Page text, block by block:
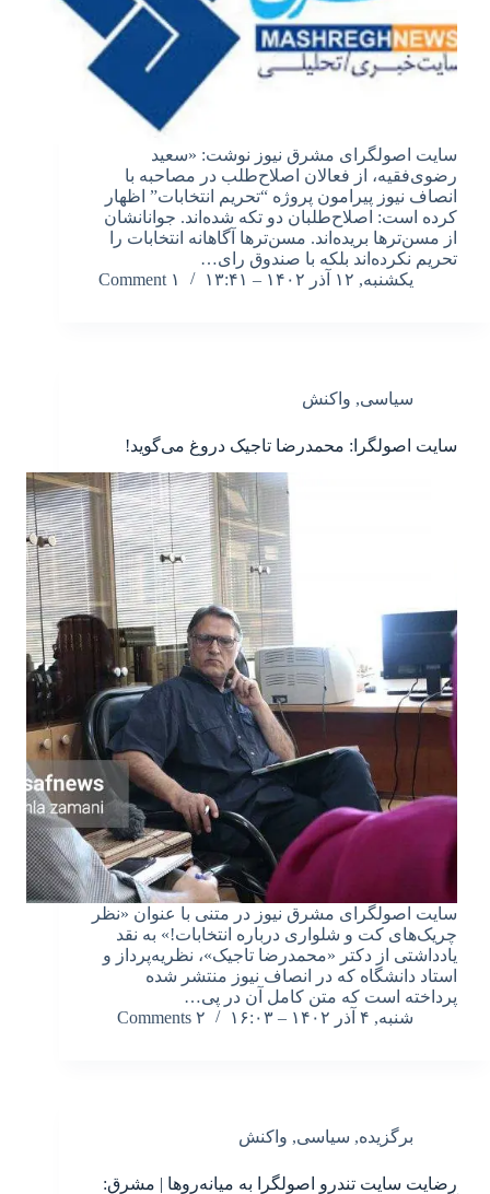
سایت اصولگرای مشرق نیوز نوشت: «سعید
رضوی‌فقیه، از فعالان اصلاح‌طلب در مصاحبه با
انصاف نیوز پیرامون پروژه “تحریم انتخابات” اظهار
کرده است: ‌اصلاح‌طلبان دو تکه شده‌اند. جوانانشان
از مسن‌ترها بریده‌اند. مسن‌ترها آگاهانه انتخابات را
تحریم نکرده‌اند بلکه با صندوق رای…
یکشنبه, ۱۲ آذر ۱۴۰۲ – ۱۳:۴۱
۱ Comment
سیاسی, واکنش
سایت اصولگرا: محمدرضا تاجیک دروغ می‌گوید!
سایت اصولگرای مشرق نیوز در متنی با عنوان «نظر
چریک‌های کت و شلواری درباره انتخابات!» به نقد
یادداشتی از دکتر «محمدرضا تاجیک»، نظریه‌پرداز و
استاد دانشگاه که در انصاف نیوز منتشر شده
پرداخته است که متن کامل آن در پی…
شنبه, ۴ آذر ۱۴۰۲ – ۱۶:۰۳
۲ Comments
برگزیده, سیاسی, واکنش
رضایت سایت تندرو اصولگرا به میانه‌روها | مشرق: